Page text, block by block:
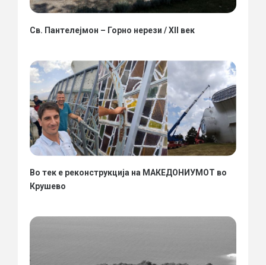
Св. Пантелејмон – Горно нерези / XII век
Во тек е реконструкција на МАКЕДОНИУМОТ во
Крушево